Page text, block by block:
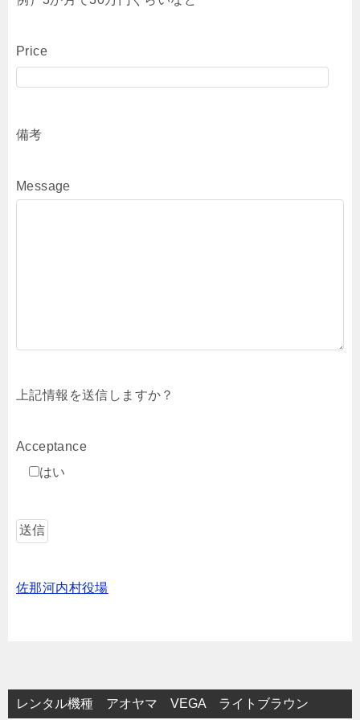
Price
備考
Message
上記情報を送信しますか？
Acceptance
はい
佐那河内村役場
レンタル機種 アオヤマ VEGA ライトブラウン